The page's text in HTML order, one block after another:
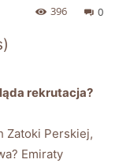
0
396
rekrutacja?
Zatoki Perskiej,
Emiraty